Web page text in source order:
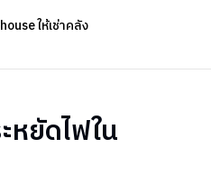
ยัดไฟใน